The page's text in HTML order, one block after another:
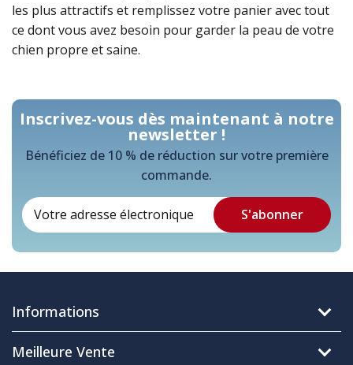
les plus attractifs et remplissez votre panier avec tout
ce dont vous avez besoin pour garder la peau de votre
chien propre et saine.
Inscrivez-vous dès maintenant à notre
newsletter !
Bénéficiez de 10 % de réduction sur votre première
commande.
Informations
Meilleure Vente